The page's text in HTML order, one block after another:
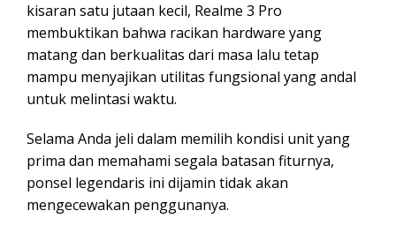
kisaran satu jutaan kecil, Realme 3 Pro
membuktikan bahwa racikan hardware yang
matang dan berkualitas dari masa lalu tetap
mampu menyajikan utilitas fungsional yang andal
untuk melintasi waktu.
Selama Anda jeli dalam memilih kondisi unit yang
prima dan memahami segala batasan fiturnya,
ponsel legendaris ini dijamin tidak akan
mengecewakan penggunanya.